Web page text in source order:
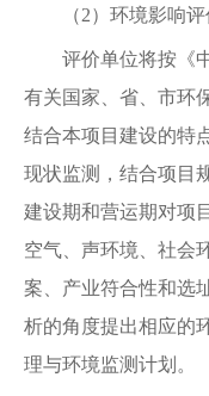
（2）环境影响
评价单位将按《
有关国家、省、市环
结合本项目建设的特
现状监测，结合项目
建设期和营运期对项
空气、声环境、社会
案、产业符合性和选
析的角度提出相应的
理与环境监测计划。